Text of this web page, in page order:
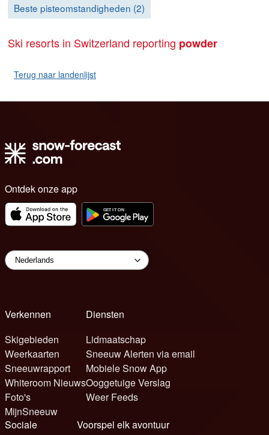
Beste pisteomstandigheden (2)
Ski resorts in Switzerland reporting powder
Terug naar landenlijst
Ontdek onze app
Verkennen
Skigebieden
Weerkaarten
Sneeuwrapport
Whiteroom Nieuws
Foto's
MijnSneeuw
Diensten
Lidmaatschap
Sneeuw Alerten via email
Mobiele Snow App
Ooggetuige Verslag
Weer Feeds
Sociale
Voorspel elk avontuur